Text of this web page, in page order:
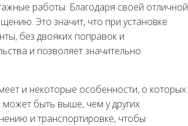
работы. Благодаря своей отличной
Это значит, что при установке
без двояких поправок и
и позволяет значительно
и некоторые особенности, о которых
быть выше, чем у других
и транспортировке, чтобы